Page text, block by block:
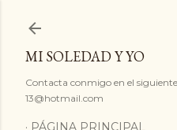
MI SOLEDAD Y YO
Contacta conmigo en el
13@hotmail.com
PÁGINA PRINCIPAL